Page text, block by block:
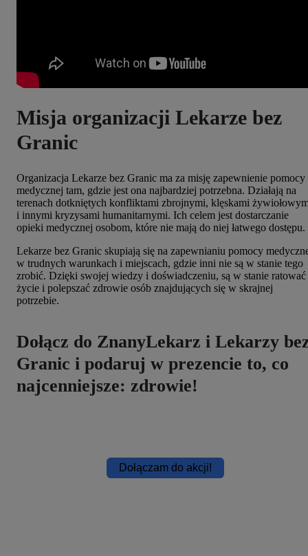
Misja organizacji Lekarze bez
Granic
Organizacja Lekarze bez Granic ma za misję zapewnienie pomocy
medycznej tam, gdzie jest ona najbardziej potrzebna. Działają na
terenach dotkniętych konfliktami zbrojnymi, klęskami
i innymi kryzysami humanitarnymi. Ich celem jest dostarczanie
opieki medycznej osobom, które nie mają do niej łatwego dostępu.
Lekarze bez Granic skupiają się na zapewnianiu pomocy
w trudnych warunkach i miejscach, gdzie inni nie są w stanie tego
zrobić. Dzięki swojej wiedzy i doświadczeniu, są w stanie ratować
życie i polepszać zdrowie osób znajdujących się w skrajnej
potrzebie.
Dołącz do ZnanyLekarz i Lekarzy
Granic i podaruj w prezencie to, co
najcenniejsze: zdrowie!
Dołączam do akcji!